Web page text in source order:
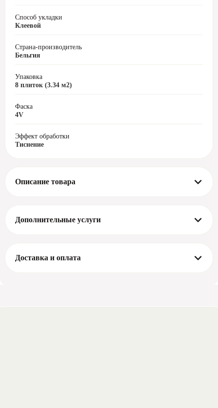
Способ укладки
Клеевой
Страна-производитель
Бельгия
Упаковка
8 плиток (3.34 м2)
Фаска
4V
Эффект обработки
Тиснение
Описание товара
Дополнительные услуги
Доставка и оплата